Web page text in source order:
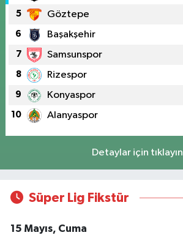
5 Göztepe
6 Başakşehir
7 Samsunspor
8 Rizespor
9 Konyaspor
10 Alanyaspor
Detaylar için tıklayın
Süper Lig Fikstür
15 Mayıs, Cuma